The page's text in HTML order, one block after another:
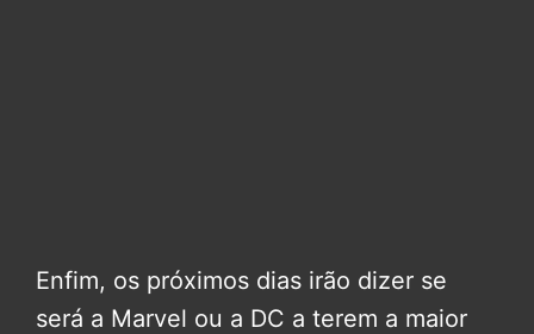
Enfim, os próximos dias irão dizer se
será a Marvel ou a DC a terem a maior